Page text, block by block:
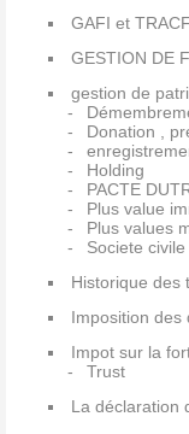
GAFI et
GESTION DE
gestion de
Donation ,
Holding
PACTE
Plus value
Plus values
Societe civile
Historique des
Imposition des
Impot sur la
Trust
La déclaration